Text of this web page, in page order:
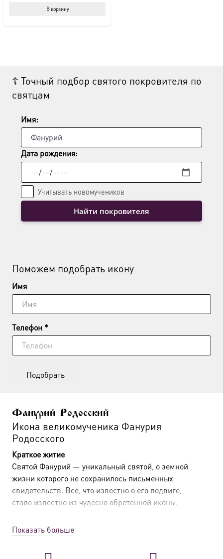
В корзину
☦ Точный подбор святого покровителя по
святцам
Имя:
Дата рождения:
Учитывать новомучеников
Найти покровителя
Поможем подобрать икону
Имя
Телефон *
Подобрать
Фанурий Родосский
Икона великомученика Фанурия
Родосского
Краткое житие
Святой Фанурий — уникальный святой, о земной
жизни которого не сохранилось письменных
свидетельств. Все, что известно о его подвиге,
стало известно из чудесно обретенной иконы.
острове Родос во время работ по восстановлению
Показать больше